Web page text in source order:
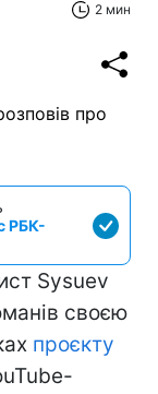
2 мин
РБК-
Sysuev
своєю
проєкту